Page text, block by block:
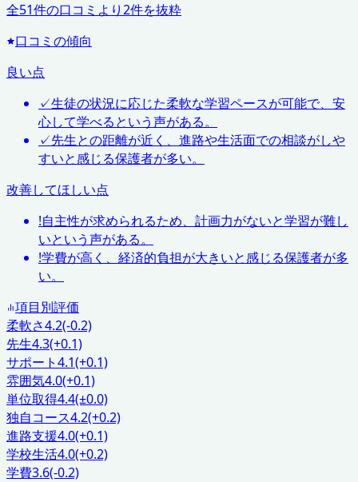
全51件の口コミより2件を抜粋
口コミの傾向
良い点
✓生徒の状況に応じた柔軟な学習ペースが可能で、安
心して学べるという声がある。
✓先生との距離が近く、進路や生活面での相談がしや
すいと感じる保護者が多い。
改善してほしい点
!自主性が求められるため、計画力がないと学習が難し
いという声がある。
!学費が高く、経済的負担が大きいと感じる保護者が多
い。
項目別評価
柔軟さ4.2(-0.2)
先生4.3(+0.1)
サポート4.1(+0.1)
雰囲気4.0(+0.1)
単位取得4.4(±0.0)
独自コース4.2(+0.2)
進路支援4.0(+0.1)
学校生活4.0(+0.2)
学費3.6(-0.2)